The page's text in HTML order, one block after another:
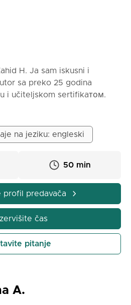
H. Ja sam iskusni i
sa preko 25 godina
i učiteljskom sertifikaтом.
sam na koncertima
muziku za različite
iskustva u podučavanju.
tamo 2019. godine. Pored
PACC i nekoliko škola, uz
na jeziku: engleski
50 min
profil predavača
čas
pitanje
A.